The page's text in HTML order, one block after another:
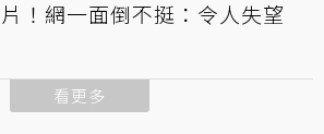
片！網一面倒不挺：令人失望
看更多